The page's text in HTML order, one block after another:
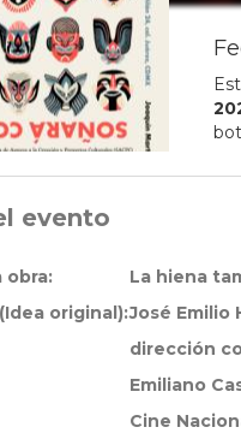
evento
obra:
La hiena
original):José Emilio
dirección
Emiliano
Cine